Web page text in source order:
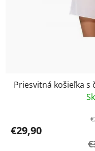
Priesvitná košieľka s
€29,90